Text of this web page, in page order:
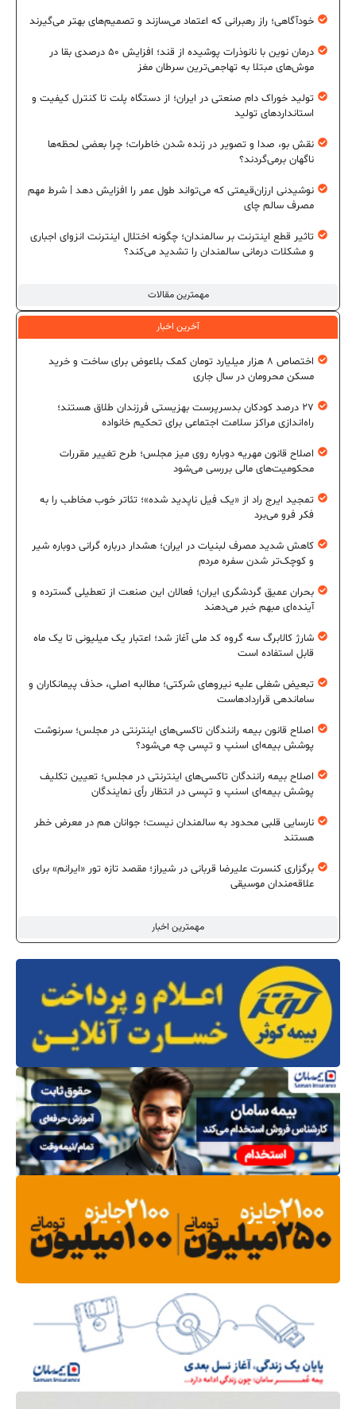
مهمترین مقالات
خودآگاهی؛ راز رهبرانی که اعتماد می‌سازند و تصمیم‌های بهتر می‌گیرند
درمان نوین با نانوذرات پوشیده از قند؛ افزایش ۵۰ درصدی بقا در
موش‌های مبتلا به تهاجمی‌ترین سرطان مغز
تولید خوراک دام صنعتی در ایران؛ از دستگاه پلت تا کنترل کیفیت و
استانداردهای تولید
نقش بو، صدا و تصویر در زنده شدن خاطرات؛ چرا بعضی لحظه‌ها
ناگهان برمی‌گردند؟
نوشیدنی ارزان‌قیمتی که می‌تواند طول عمر را افزایش دهد | شرط مهم
مصرف سالم چای
تاثیر قطع اینترنت بر سالمندان؛ چگونه اختلال اینترنت انزوای اجباری
و مشکلات درمانی سالمندان را تشدید می‌کند؟
آخرین اخبار
مهمترین اخبار
اختصاص ۸ هزار میلیارد تومان کمک بلاعوض برای ساخت و خرید
مسکن محرومان در سال جاری
۲۷ درصد کودکان بدسرپرست بهزیستی فرزندان طلاق هستند؛
راه‌اندازی مراکز سلامت اجتماعی برای تحکیم خانواده
اصلاح قانون مهریه دوباره روی میز مجلس؛ طرح تغییر مقررات
محکومیت‌های مالی بررسی می‌شود
تمجید ایرج راد از «یک فیل ناپدید شده»؛ تئاتر خوب مخاطب را به
فکر فرو می‌برد
کاهش شدید مصرف لبنیات در ایران؛ هشدار درباره گرانی دوباره شیر
و کوچک‌تر شدن سفره مردم
بحران عمیق گردشگری ایران؛ فعالان این صنعت از تعطیلی گسترده و
آینده‌ای مبهم خبر می‌دهند
شارژ کالابرگ سه گروه کد ملی آغاز شد؛ اعتبار یک میلیونی تا یک ماه
قابل استفاده است
تبعیض شغلی علیه نیروهای شرکتی؛ مطالبه اصلی، حذف پیمانکاران و
ساماندهی قراردادهاست
اصلاح قانون بیمه رانندگان تاکسی‌های اینترنتی در مجلس؛ سرنوشت
پوشش بیمه‌ای اسنپ و تپسی چه می‌شود؟
اصلاح بیمه رانندگان تاکسی‌های اینترنتی در مجلس؛ تعیین تکلیف
پوشش بیمه‌ای اسنپ و تپسی در انتظار رأی نمایندگان
نارسایی قلبی محدود به سالمندان نیست؛ جوانان هم در معرض خطر
هستند
برگزاری کنسرت علیرضا قربانی در شیراز؛ مقصد تازه تور «ایرانم» برای
علاقه‌مندان موسیقی